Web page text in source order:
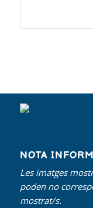
NOTA
Les imatges
poden no
mostrat/s.